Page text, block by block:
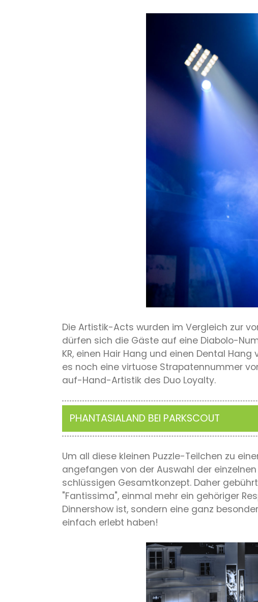
Die Artistik-Acts wurden im Vergleich zur
dürfen sich die Gäste auf eine Diabolo-
KR, einen Hair Hang und einen Dental
es noch eine virtuose Strapatennummer
auf-Hand-Artistik des Duo Loyalty.
PHANTASIALAND BEI PARKSCOUT
Um all diese kleinen Puzzle-Teilchen zu
angefangen von der Auswahl der
schlüssigen Gesamtkonzept. Daher
"Fantissima", einmal mehr ein gehöriger
Dinnershow ist, sondern eine ganz
einfach erlebt haben!